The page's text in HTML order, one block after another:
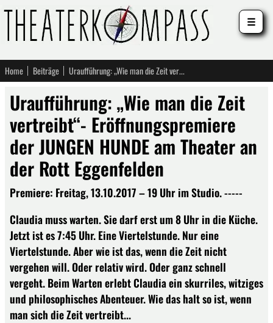
Home Beiträge Uraufführung: „Wie man die Zeit vertreibt“- Eröffnungspremiere der JUNGEN HUNDE am Theater an der Rott Eggenfelden
Uraufführung: „Wie man die Zeit
vertreibt“- Eröffnungspremiere
der JUNGEN HUNDE am Theater an
der Rott Eggenfelden
Premiere: Freitag, 13.10.2017 – 19 Uhr im Studio. -----
Claudia muss warten. Sie darf erst um 8 Uhr in die Küche.
Jetzt ist es 7:45 Uhr. Eine Viertelstunde. Nur eine
Viertelstunde. Aber wie ist das, wenn die Zeit nicht
vergehen will. Oder relativ wird. Oder ganz schnell
vergeht. Beim Warten erlebt Claudia ein skurriles, witziges
und philosophisches Abenteuer. Wie das halt so ist, wenn
man sich die Zeit vertreibt...
☰